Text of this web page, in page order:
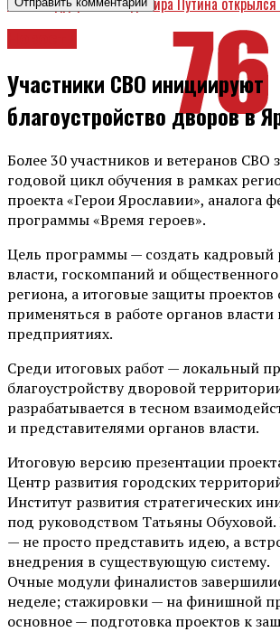
Участники СВО инициируют
благоустройство дворов в
Более 30 участников и ветеранов СВО
годовой цикл обучения в рамках
проекта «Герои Ярославии», аналога
программы «Время героев».
Цель программы — создать кадровый
власти, госкомпаний и общественного
региона, а итоговые защиты проектов
применяться в работе органов власти
предприятиях.
Среди итоговых работ — локальный
благоустройству дворовой
разрабатывается в тесном
и представителями органов власти.
Итоговую версию презентации
Центр развития городских
Институт развития стратегических
под руководством Татьяны Обуховой.
— не просто представить идею, а
внедрения в существующую систему.
Очные модули финалистов
неделе; стажировки — на финишной
основное — подготовка проектов к